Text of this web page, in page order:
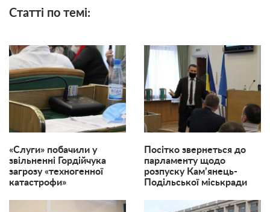
Статті по темі:
«Слуги» побачили у
звільненні Гордійчука
загрозу «техногенної
катастрофи»
Посітко звернеться до
парламенту щодо
розпуску Кам’янець-
Подільської міськради